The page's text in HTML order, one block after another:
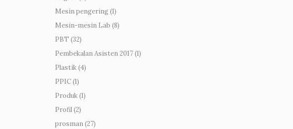
Mesin pengering(1)
Mesin-mesin Lab (8)
PBT (32)
Pembekalan Asisten 2017(1)
Plastik(4)
PPIC(1)
Produk(1)
Profil(2)
prosman(27)